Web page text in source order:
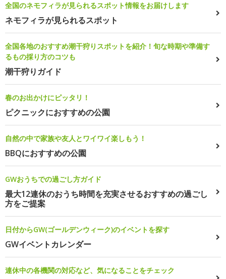
全国のネモフィラが見られるスポット情報をお届けします
ネモフィラが見られるスポット
全国各地のおすすめ潮干狩りスポットを紹介！旬な時期や準備す
るもの採り方のコツも
潮干狩りガイド
春のお出かけにピッタリ！
ピクニックにおすすめの公園
自然の中で家族や友人とワイワイ楽しもう！
BBQにおすすめの公園
GWおうちでの過ごし方ガイド
最大12連休のおうち時間を充実させるおすすめの過ごし
方をご提案
日付からGW(ゴールデンウィーク)のイベントを探す
GWイベントカレンダー
連休中の各機関の対応など、気になることをチェック